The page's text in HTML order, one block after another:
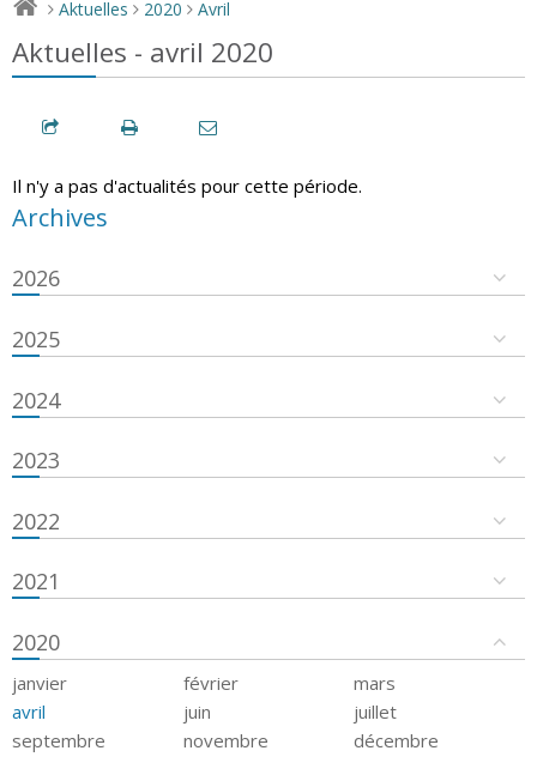
> Aktuelles > 2020 > Avril
Aktuelles - avril 2020
Il n'y a pas d'actualités pour cette période.
Archives
2026
2025
2024
2023
2022
2021
2020
janvier février
mars
avril
juin
juillet
septembre
novembre décembre